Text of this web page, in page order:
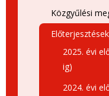
Közgyűlési
Előterjesztések
2025. évi
ig)
2024. évi